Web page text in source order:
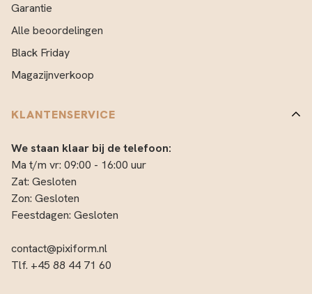
Garantie
Alle beoordelingen
Black Friday
Magazijnverkoop
KLANTENSERVICE
We staan klaar bij de telefoon:
Ma t/m vr: 09:00 - 16:00 uur
Zat: Gesloten
Zon: Gesloten
Feestdagen: Gesloten
contact@pixiform.nl
Tlf. +45 88 44 71 60